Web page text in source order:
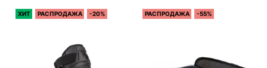
ХИТ РАСПРОДАЖА -20% РАСПРОДАЖА -55%